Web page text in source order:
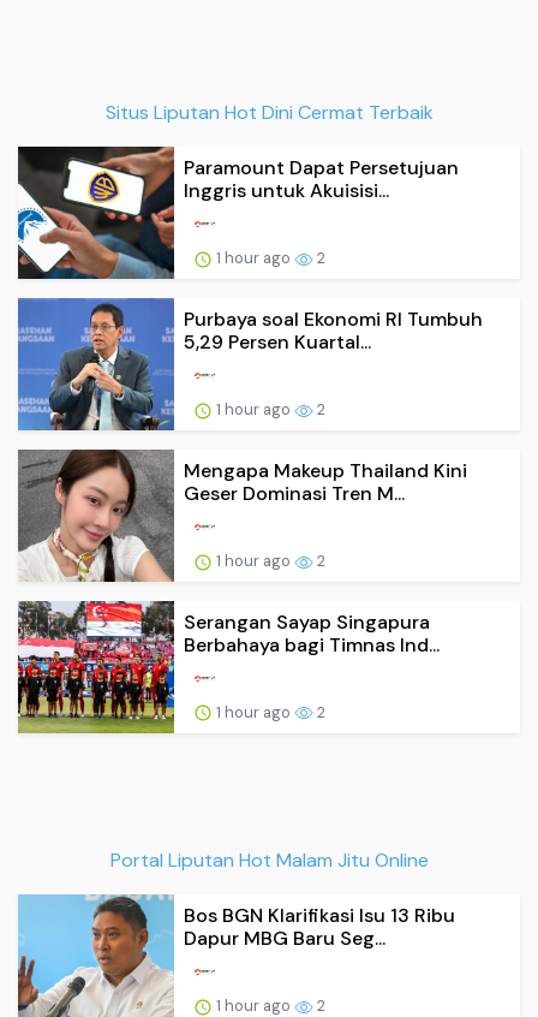
Situs Liputan Hot Dini Cermat Terbaik
Paramount Dapat Persetujuan
Inggris untuk Akuisisi...
1 hour ago 2
Purbaya soal Ekonomi RI Tumbuh
5,29 Persen Kuartal...
1 hour ago 2
Mengapa Makeup Thailand Kini
Geser Dominasi Tren M...
1 hour ago 2
Serangan Sayap Singapura
Berbahaya bagi Timnas Ind...
1 hour ago 2
Portal Liputan Hot Malam Jitu Online
Bos BGN Klarifikasi Isu 13 Ribu
Dapur MBG Baru Seg...
1 hour ago 2